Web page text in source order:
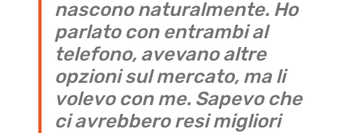
nascono naturalmente. Ho
parlato con entrambi al
telefono, avevano altre
opzioni sul mercato, ma li
volevo con me. Sapevo che
ci avrebbero resi migliori